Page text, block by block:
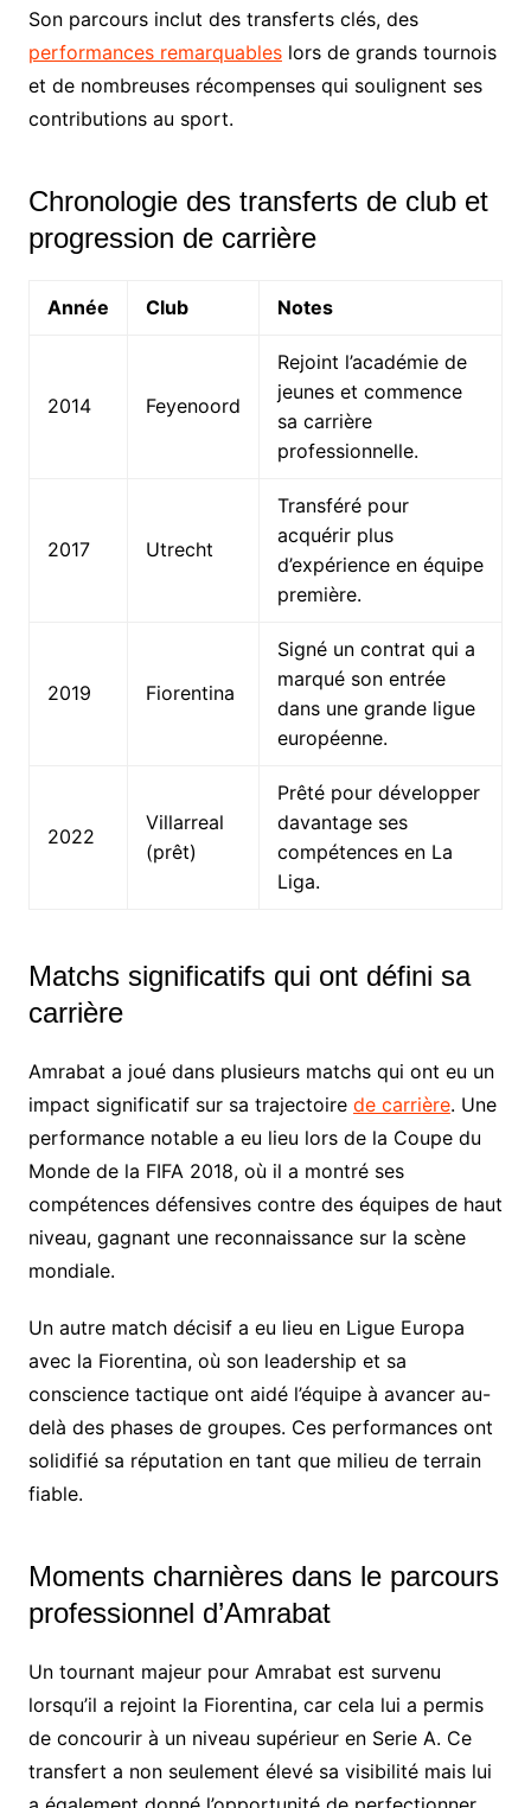
Son parcours inclut des transferts clés, des
performances remarquableslors de grands tournois
et de nombreuses récompenses qui soulignent ses
contributions au sport.
Chronologie des transferts de club et
progression de carrière
Année Club Notes
2014 Feyenoord
Rejoint l’académie de
jeunes et commence
sa carrière
professionnelle.
2017 Utrecht
Transféré pour
acquérir plus
d’expérience en équipe
première.
2019 Fiorentina
Signé un contrat qui a
marqué son entrée
dans une grande ligue
européenne.
2022
Villarreal
(prêt)
Prêté pour développer
davantage ses
compétences en La
Liga.
Matchs significatifs qui ont défini sa
carrière
Amrabat a joué dans plusieurs matchs qui ont eu un
impact significatif sur sa trajectoire de carrière. Une
performance notable a eu lieu lors de la Coupe du
Monde de la FIFA 2018, où il a montré ses
compétences défensives contre des équipes de haut
niveau, gagnant une reconnaissance sur la scène
mondiale.
Un autre match décisif a eu lieu en Ligue Europa
avec la Fiorentina, où son leadership et sa
conscience tactique ont aidé l’équipe à avancer au-
delà des phases de groupes. Ces performances ont
solidifié sa réputation en tant que milieu de terrain
fiable.
Moments charnières dans le parcours
professionnel d’Amrabat
Un tournant majeur pour Amrabat est survenu
lorsqu’il a rejoint la Fiorentina, car cela lui a permis
de concourir à un niveau supérieur en Serie A. Ce
transfert a non seulement élevé sa visibilité mais lui